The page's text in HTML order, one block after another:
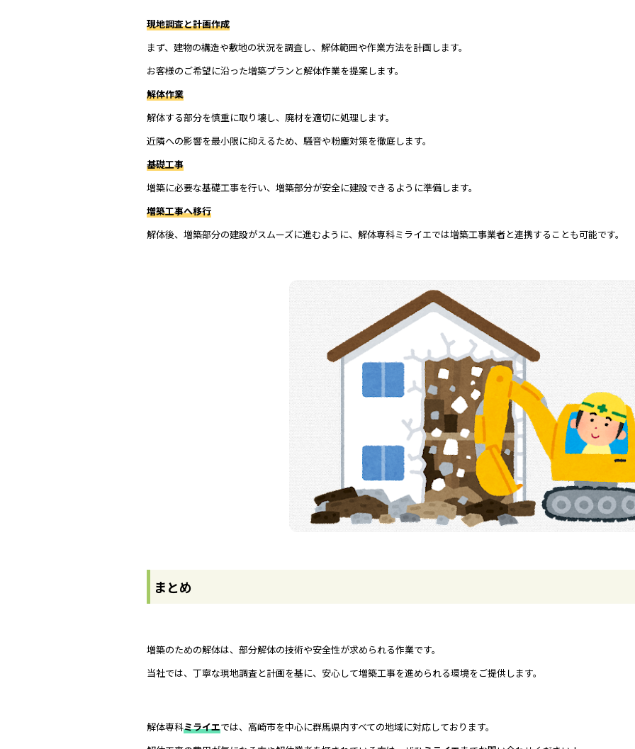
現地調査と計画作成
まず、建物の構造や敷地の状況を調査し、解体範囲や作業方法を計画します。
お客様のご希望に沿った増築プランと解体作業を提案します。
解体作業
解体する部分を慎重に取り壊し、廃材を適切に処理します。
近隣への影響を最小限に抑えるため、騒音や粉塵対策を徹底します。
基礎工事
増築に必要な基礎工事を行い、増築部分が安全に建設できるように準備します。
増築工事へ移行
解体後、増築部分の建設がスムーズに進むように、解体専科ミライエでは増築工事業者と連携することも可能です。
まとめ
増築のための解体は、部分解体の技術や安全性が求められる作業です。
当社では、丁寧な現地調査と計画を基に、安心して増築工事を進められる環境をご提供します。
解体専科ミライエでは、高崎市を中心に群馬県内すべての地域に対応しております。